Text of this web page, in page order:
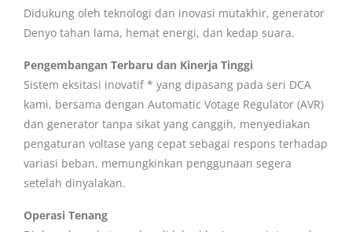
Didukung oleh teknologi dan inovasi mutakhir, generator
Denyo tahan lama, hemat energi, dan kedap suara.
Pengembangan Terbaru dan Kinerja Tinggi
Sistem eksitasi inovatif * yang dipasang pada seri DCA
kami, bersama dengan Automatic Votage Regulator (AVR)
dan generator tanpa sikat yang canggih, menyediakan
pengaturan voltase yang cepat sebagai respons terhadap
variasi beban, memungkinkan penggunaan segera
setelah dinyalakan.
Operasi Tenang